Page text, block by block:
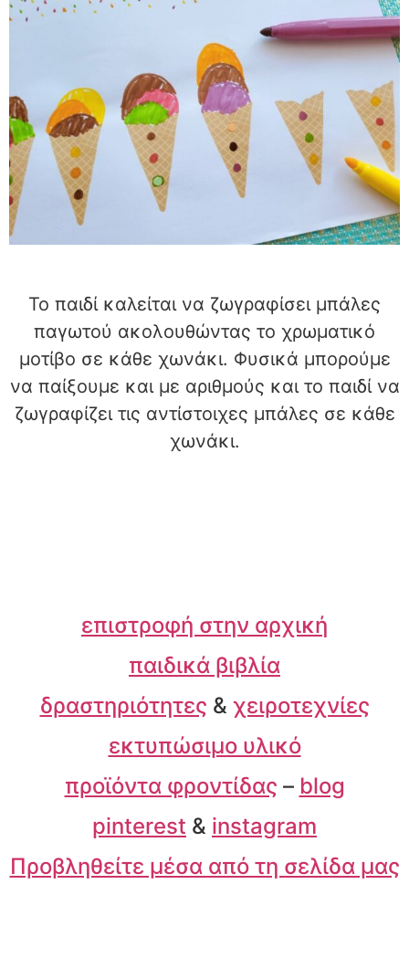
Το παιδί καλείται να ζωγραφίσει μπάλες
παγωτού ακολουθώντας το χρωματικό
μοτίβο σε κάθε χωνάκι. Φυσικά μπορούμε
να παίξουμε και με αριθμούς και το παιδί να
ζωγραφίζει τις αντίστοιχες μπάλες σε κάθε
χωνάκι.
επιστροφή στην αρχική
παιδικά βιβλία
δραστηριότητες & χειροτεχνίες
εκτυπώσιμο υλικό
προϊόντα φροντίδας – blog
pinterest & instagram
Προβληθείτε μέσα από τη σελίδα μας